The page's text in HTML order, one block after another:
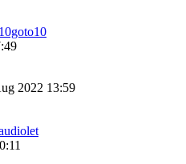
10goto10
2022 13:59